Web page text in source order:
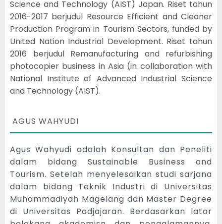
Science and Technology (AIST) Japan. Riset tahun
2016-2017 berjudul Resource Efficient and Cleaner
Production Program in Tourism Sectors, funded by
United Nation Industrial Development. Riset tahun
2016 berjudul Remanufacturing and refurbishing
photocopier business in Asia (in collaboration with
National Institute of Advanced Industrial Science
and Technology (AIST).
AGUS WAHYUDI
Agus Wahyudi adalah Konsultan dan Peneliti
dalam bidang Sustainable Business and
Tourism. Setelah menyelesaikan studi sarjana
dalam bidang Teknik Industri di Universitas
Muhammadiyah Magelang dan Master Degree
di Universitas Padjajaran. Berdasarkan latar